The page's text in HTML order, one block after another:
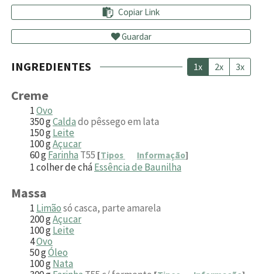
Copiar Link
Guardar
INGREDIENTES 1x 2x 3x
Creme
1Ovo
350gCaldado pêssego em lata
150gLeite
100gAçucar
60gFarinha T55 [Tipos Informação]
1colher de cháEssência de Baunilha
Massa
1 Limãosó casca, parte amarela
200gAçucar
100gLeite
4Ovo
50gÓleo
100gNata